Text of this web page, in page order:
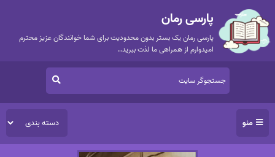
پارسی رمان
پارسی رمان یک بستر بدون محدودیت برای شما خوانندگان عزیز محترم
امیدوارم از همراهی ما لذت ببرید…
منو